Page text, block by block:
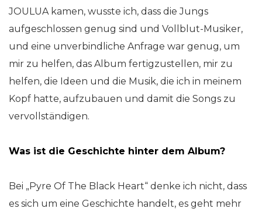
JOULUA kamen, wusste ich, dass die Jungs
aufgeschlossen genug sind und Vollblut-Musiker,
und eine unverbindliche Anfrage war genug, um
mir zu helfen, das Album fertigzustellen, mir zu
helfen, die Ideen und die Musik, die ich in meinem
Kopf hatte, aufzubauen und damit die Songs zu
vervollständigen.
Was ist die Geschichte hinter dem Album?
Bei „Pyre Of The Black Heart“ denke ich nicht, dass
es sich um eine Geschichte handelt, es geht mehr